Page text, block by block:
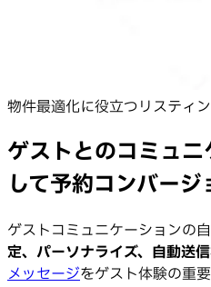
物件最適化に役立つリスティ
ゲストとのコミュ
して予約コンバー
ゲストコミュニケーションの自
定、パーソナライズ、自動送信
メッセージをゲスト体験の重